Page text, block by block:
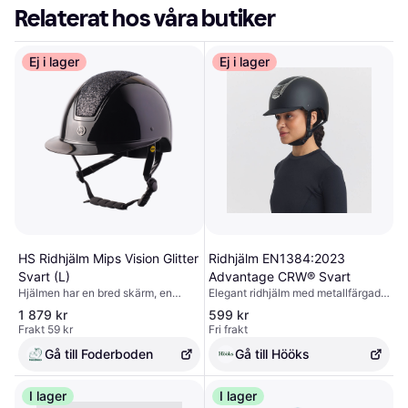
Relaterat hos våra butiker
Ej i lager
HS Ridhjälm Mips Vision Glitter
Svart (L)
Hjälmen har en bred skärm, en
glänsande yta och glittrig ovanpå
och sex ventilationsöppningar för
att hålla huvudet svalt.
1 879 kr
Frakt 59 kr
Gå till Foderboden
Ej i lager
Ridhjälm EN1384:2023
Advantage CRW® Svart
Elegant ridhjälm med metallfärgade
detaljer och carbonfiber på
centerplattan. Skal i ABS-plast.
Justerbar i storlek via skruv baktill
för att få en perfekt passform.
PU-läder. Avtagbart och tvättbart
foder. S: 53-55, M: 56-58, L: 59-61.
599 kr
Fri frakt
Gå till Hööks
I lager I lager